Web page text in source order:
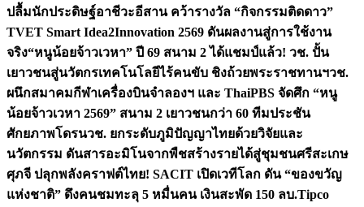
ปลื้มนักประดิษฐ์อาชีวะอีสาน คว้ารางวัล “กิจกรรมติดดาว”
TVET Smart Idea2Innovation 2569 ดันผลงานสู่การใช้งาน
จริง“หนูน้อยจ้าวเวหา” ปี 69 สนาม 2 ได้แชมป์แล้ว! วช. ปั้น
เยาวชนสู่นวัตกรเทคโนโลยีไร้คนขับ ชิงถ้วยพระราชทานฯวช.
ผนึกสมาคมกีฬาเครื่องบินจำลองฯ และ ThaiPBS จัดศึก “หนู
น้อยจ้าวเวหา 2569” สนาม 2 เยาวชนกว่า 60 ทีมประชัน
ศักยภาพโดรนวช. ยกระดับภูมิปัญญาไทยด้วยวิจัยและ
นวัตกรรม ดันสารอะมิโนจากพืชสร้างรายได้สู่ชุมชนศรีสะเกษ
ศุภจี ปลุกพลังคราฟต์ไทย! SACIT เปิดเวทีโลก ดัน “ของขวัญ
แห่งชาติ” ดึงคนชมทะลุ 5 หมื่นคน เงินสะพัด 150 ลบ.Tipco